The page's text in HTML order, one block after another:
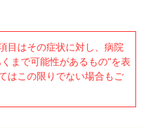
目はその症状に対し、病院
まで可能性があるもの"を表
はこの限りでない場合もご